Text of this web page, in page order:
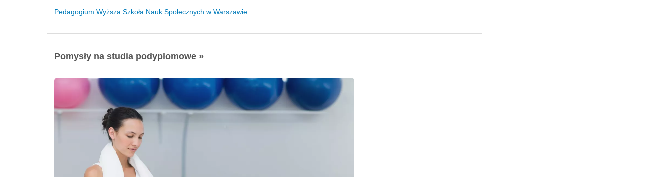
Pedagogium Wyższa Szkoła Nauk Społecznych w Warszawie
Pomysły na studia podyplomowe »